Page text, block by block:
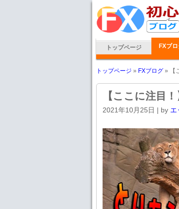
トップページ FXブ
トップページ » FXブログ » 【
【ここに注目
2021年10月25日 | by エ